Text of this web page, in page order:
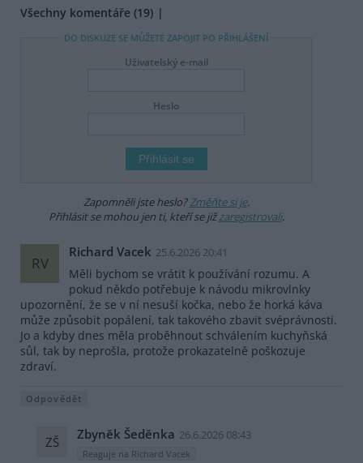
Všechny komentáře (19)
DO DISKUZE SE MŮŽETE ZAPOJIT PO PŘIHLÁŠENÍ
Uživatelský e-mail
Heslo
Zapomněli jste heslo?Změňte si je.
Přihlásit se mohou jen ti, kteří se jižzaregistrovali.
RV
Richard Vacek 25.6.2026 20:41
Měli bychom se vrátit k používání rozumu. A
pokud někdo potřebuje k návodu mikrovlnky
upozornění, že se v ní nesuší kočka, nebo že horká káva
může způsobit popálení, tak takového zbavit svéprávnosti.
Jo a kdyby dnes měla proběhnout schválením kuchyňská
sůl, tak by neprošla, protože prokazatelně poškozuje
zdraví.
Odpovědět
ZŠ Zbyněk Šeděnka 26.6.2026 08:43
Reaguje na Richard Vacek